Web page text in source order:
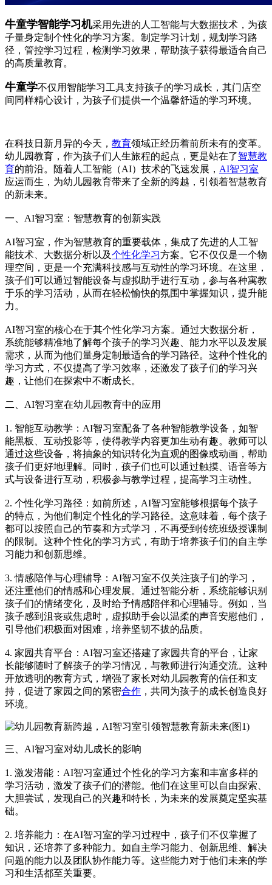
牛童学智能学习机采用先进的人工智能与大数据技术，为孩
子量身定制个性化的学习方案。制定学习计划，规划学习路
径，管控学习过程，检测学习效果，帮助孩子获得最适合自己
的高质量教育。
牛童学不仅用智能学习工具支持孩子的学习成长，其门店空
间同样精心设计，为孩子们提供一个温馨舒适的学习环境。
在科技日新月异的今天， 教育领域正经历着前所未有的变革。
幼儿园教育，作为孩子们人生旅程的起点，更是站在了智慧教
育的前沿。随着人工智能（AI）技术的飞速发展， AI智习室
应运而生，为幼儿园教育带来了全新的跨越，引领着智慧教育
的新未来。
一、AI智习室：智慧教育的创新实践
AI智习室，作为智慧教育的重要载体，集成了先进的人工智
能技术、大数据分析以及个性化学习方案。它不仅仅是一个物
理空间，更是一个充满科技感与互动性的学习环境。在这里，
孩子们可以通过智能设备与虚拟助手进行互动，参与各种寓教
于乐的学习活动，从而在轻松愉快的氛围中掌握知识，提升能
力。
AI智习室的核心在于其个性化学习方案。通过大数据分析，
系统能够精准地了解每个孩子的学习兴趣、能力水平以及发展
需求，从而为他们量身定制最适合的学习路径。这种个性化的
学习方式，不仅提高了学习效率，还激发了孩子们的学习兴
趣，让他们在探索中不断成长。
二、AI智习室在幼儿园教育中的应用
1. 智能互动教学：AI智习室配备了各种智能教学设备，如智
能黑板、互动投影等，使得教学内容更加生动有趣。教师可以
通过这些设备，将抽象的知识转化为直观的图像或动画，帮助
孩子们更好地理解。同时，孩子们也可以通过触摸、语音等方
式与设备进行互动，积极参与教学过程，提高学习主动性。
2. 个性化学习路径：如前所述，AI智习室能够根据每个孩子
的特点，为他们制定个性化的学习路径。这意味着，每个孩子
都可以按照自己的节奏和方式学习，不再受到传统班级授课制
的限制。这种个性化的学习方式，有助于培养孩子们的自主学
习能力和创新思维。
3. 情感陪伴与心理辅导：AI智习室不仅关注孩子们的学习，
还注重他们的情感和心理发展。通过智能分析，系统能够识别
孩子们的情绪变化，及时给予情感陪伴和心理辅导。例如，当
孩子感到沮丧或焦虑时，虚拟助手会以温柔的声音安慰他们，
引导他们积极面对困难，培养坚韧不拔的品质。
4. 家园共育平台：AI智习室还搭建了家园共育的平台，让家
长能够随时了解孩子的学习情况，与教师进行沟通交流。这种
开放透明的教育方式，增强了家长对幼儿园教育的信任和支
持，促进了家园之间的紧密合作 ，共同为孩子的成长创造良好
环境。
三、AI智习室对幼儿成长的影响
1. 激发潜能：AI智习室通过个性化的学习方案和丰富多样的
学习活动，激发了孩子们的潜能。他们在这里可以自由探索、
大胆尝试，发现自己的兴趣和特长，为未来的发展奠定坚实基
础。
2. 培养能力：在AI智习室的学习过程中，孩子们不仅掌握了
知识，还培养了多种能力。如自主学习能力、创新思维、解决
问题的能力以及团队协作能力等。这些能力对于他们未来的学
习和生活都至关重要。